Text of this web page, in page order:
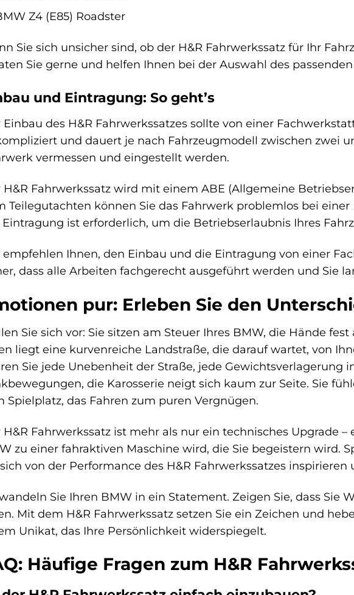
Z4 (E85) Roadster
Sie sich unsicher sind, ob der H&R Fahrwerkssatz für Ihr
Sie gerne und helfen Ihnen bei der Auswahl des
und Eintragung: So geht’s
Einbau des H&R Fahrwerkssatzes sollte von einer
und dauert je nach Fahrzeugmodell zwischen zwei
vermessen und eingestellt werden.
H&R Fahrwerkssatz wird mit einem ABE (Allgemeine
Teilegutachten können Sie das Fahrwerk problemlos bei einer
Eintragung ist erforderlich, um die Betriebserlaubnis Ihres
empfehlen Ihnen, den Einbau und die Eintragung von einer
dass alle Arbeiten fachgerecht ausgeführt werden und Sie
pur: Erleben Sie den
Sie sich vor: Sie sitzen am Steuer Ihres BMW, die Hände
liegt eine kurvenreiche Landstraße, die darauf wartet, von
Sie jede Unebenheit der Straße, jede Gewichtsverlagerung
die Karosserie neigt sich kaum zur Seite. Sie
Spielplatz, das Fahren zum puren Vergnügen.
H&R Fahrwerkssatz ist mehr als nur ein technisches Upgrade
zu einer fahraktiven Maschine wird, die Sie begeistern wird.
von der Performance des H&R Fahrwerkssatzes
Sie Ihren BMW in ein Statement. Zeigen Sie, dass
Mit dem H&R Fahrwerkssatz setzen Sie ein Zeichen und
Unikat, das Ihre Persönlichkeit widerspiegelt.
Häufige Fragen zum H&R